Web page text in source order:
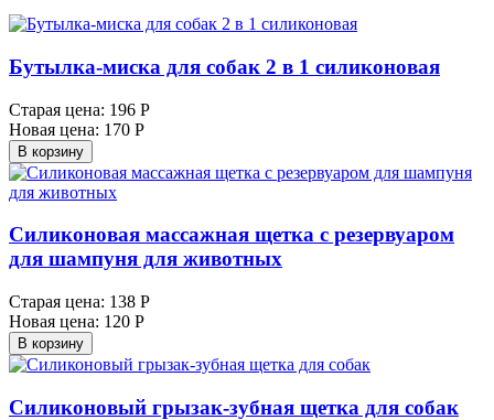
Бутылка-миска для собак 2 в 1 силиконовая
Старая цена: 196 Р
Новая цена: 170 Р
В корзину
Силиконовая массажная щетка c резервуаром
для шампуня для животных
Старая цена: 138 Р
Новая цена: 120 Р
В корзину
Силиконовый грызак-зубная щетка для собак